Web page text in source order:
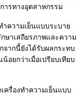
ารทางอุตสาหกรรม
ำความเย็นแบบระบาย
าเสถียรภาพและความ
จากนี้ยังได้รับผลกระทบ
ยกว่าเมื่อเปรียบเทียบ
ครื่องทำความเย็นแบบ